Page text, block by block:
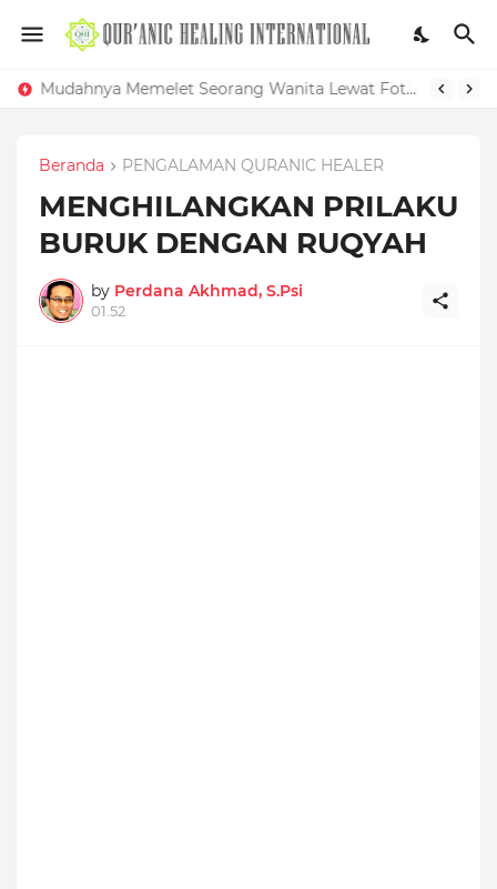
Mudahnya Memelet Seorang Wanita Lewat Foto di Facebook
Beranda PENGALAMAN QURANIC HEALER
MENGHILANGKAN PRILAKU
BURUK DENGAN RUQYAH
by Perdana Akhmad, S.Psi
01.52